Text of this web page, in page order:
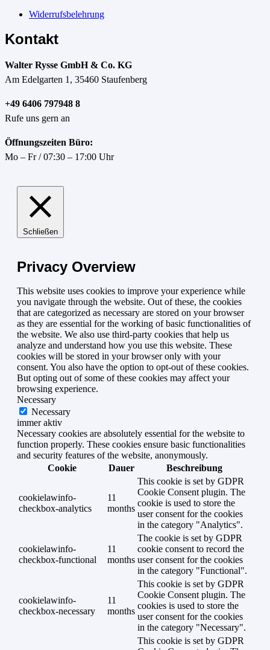
Widerrufsbelehrung
Kontakt
Walter Rysse GmbH & Co. KG
Am Edelgarten 1, 35460 Staufenberg
+49 6406 797948 8
Rufe uns gern an
Öffnungszeiten Büro:
Mo – Fr / 07:30 – 17:00 Uhr
Schließen
Privacy Overview
This website uses cookies to improve your experience while
you navigate through the website. Out of these, the cookies
that are categorized as necessary are stored on your browser
as they are essential for the working of basic functionalities of
the website. We also use third-party cookies that help us
analyze and understand how you use this website. These
cookies will be stored in your browser only with your
consent. You also have the option to opt-out of these cookies.
But opting out of some of these cookies may affect your
browsing experience.
Necessary
Necessary
immer aktiv
Necessary cookies are absolutely essential for the website to
function properly. These cookies ensure basic functionalities
and security features of the website, anonymously.
Cookie
Dauer Beschreibung
cookielawinfo-
checkbox-analytics
11
months
This cookie is set by GDPR
Cookie Consent plugin. The
cookie is used to store the
user consent for the cookies
in the category "Analytics".
cookielawinfo-
checkbox-functional
11
months
The cookie is set by GDPR
cookie consent to record the
user consent for the cookies
in the category "Functional".
cookielawinfo-
checkbox-necessary
11
months
This cookie is set by GDPR
Cookie Consent plugin. The
cookies is used to store the
user consent for the cookies
in the category "Necessary".
This cookie is set by GDPR